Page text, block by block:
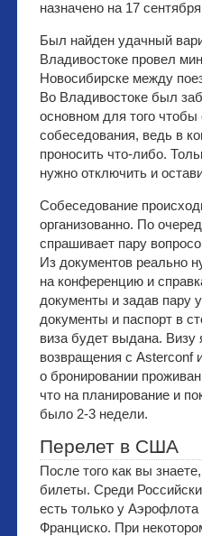
назначено на 17
Был найден удачный
Владивостоке провел
Новосибирске между
Во Владивостоке был
основном для того
собеседования, ведь в
проносить что-либо.
нужно отключить и
Собеседование
организованно. По
спрашивает пару
Из документов реально
на конференцию и
документы и задав пару
документы и паспорт в
виза будет выдана. Визу
возвращения с
о бронировании
что на планирование и
было 2-3 недели.
Перелет в США
После того как вы
билеты. Среди
есть только у
Франциско. При